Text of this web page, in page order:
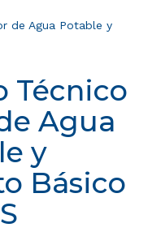
de Agua Potable y
Técnico
Agua
y
Básico